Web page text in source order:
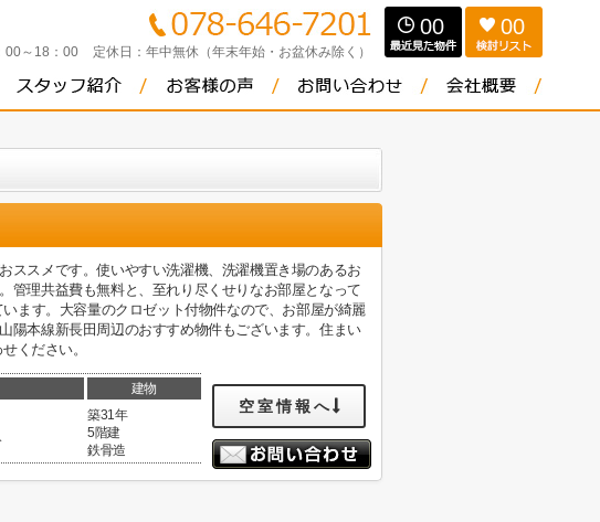
00～18：00 定休日： 年中無休（年末年始・お盆休み除く）
00 00
ススメです。使いやすい洗濯機、洗濯機置き場のあるお
管理共益費も無料と、至れり尽くせりなお部屋となって
ます。大容量のクロゼット付物件なので、お部屋が綺麗
陽本線新長田周辺のおすすめ物件もございます。住まい
ください。
建物
築31年
5階建
鉄骨造
空室情報へ